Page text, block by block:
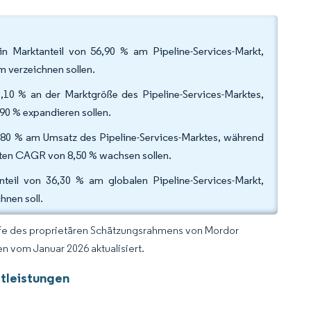
von 56,90 % am Pipeline-Services-Markt,
verzeichnen sollen.
% an der Marktgröße des Pipeline-Services-Marktes,
% expandieren sollen.
% am Umsatz des Pipeline-Services-Marktes, während
CAGR von 8,50 % wachsen sollen.
von 36,30 % am globalen Pipeline-Services-Markt,
soll.
des proprietären Schätzungsrahmens von Mordor
vom Januar 2026 aktualisiert.